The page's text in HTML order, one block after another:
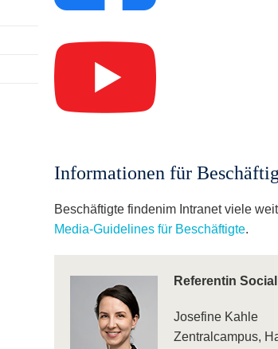
Informationen für
Beschäftigte findenim Intranet viele
Media-Guidelines für Beschäftigte.
Referentin
Josefine Kahle
Zentralcampus,